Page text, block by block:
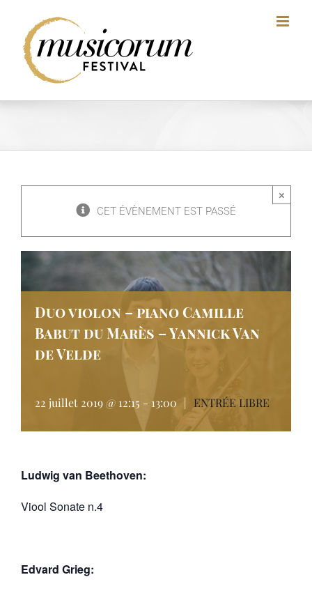
content
×
CET ÉVÈNEMENT EST PASSÉ
Duo violon – piano Camille
Babut du Marès – Yannick Van
de Velde
22 juillet 2019 @ 12:15 - 13:00 | ENTRÉE LIBRE
Ludwig van Beethoven:
Viool Sonate n.4
Edvard Grieg: